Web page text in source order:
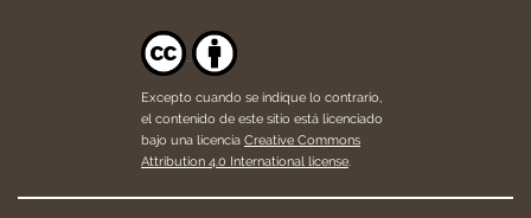
Excepto cuando se indique lo contrario,
el contenido de este sitio está licenciado
bajo una licencia Creative Commons
Attribution 4.0 International license.